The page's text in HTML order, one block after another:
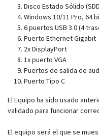
Disco Estado Sólido
Windows 10/11 Pro, 64
6 puertos USB 3.0 (4
Puerto Ethernet Gigabit
2x DisplayPort
1x puerto VGA
Puertos de salida de
Puerto Tipo C
El Equipo ha sido usado
validado para funcionar
El equipo será el que se